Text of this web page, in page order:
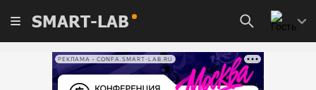
SMART-LAB
РЕКЛАМА • CONFA.SMART-LAB.RU